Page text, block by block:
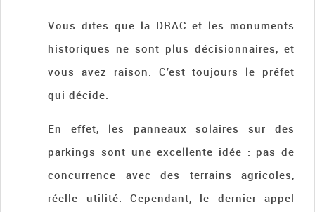
Vous dites que la DRAC et les monuments
historiques ne sont plus décisionnaires, et
vous avez raison. C’est toujours le préfet
qui décide.
En effet, les panneaux solaires sur des
parkings sont une excellente idée : pas de
concurrence avec des terrains agricoles,
réelle utilité. Cependant, le dernier appel